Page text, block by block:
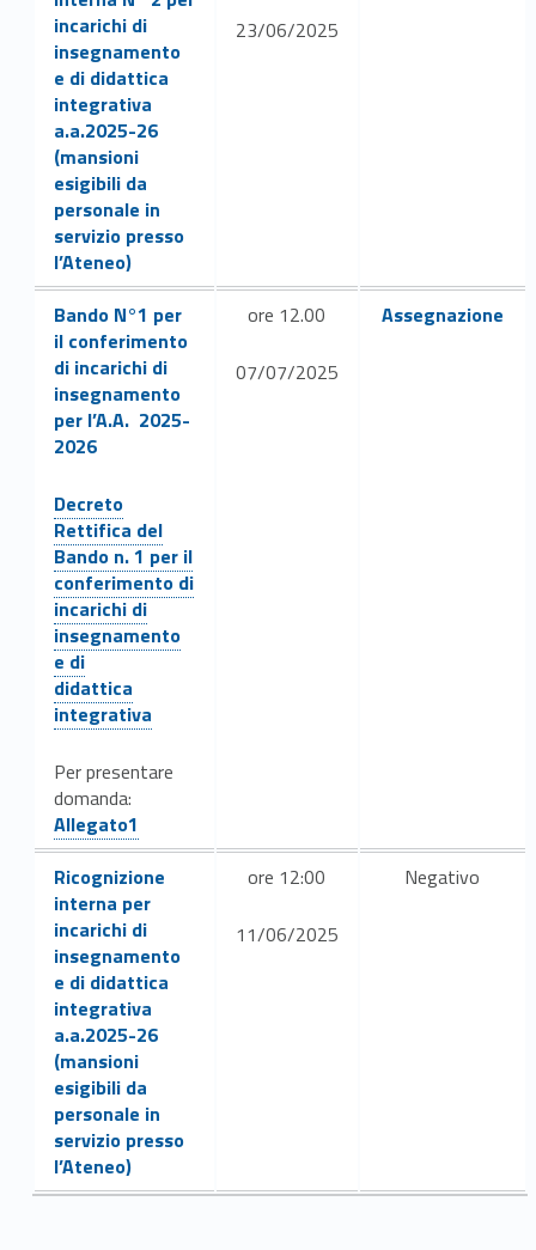
incarichi di
insegnamento
e di didattica
integrativa
a.a.2025-26
(mansioni
esigibili da
personale in
servizio presso
l’Ateneo)
23/06/2025
Link identifier #identifier__130391-25
Bando N°1 per
il conferimento
di incarichi di
insegnamento
per l’A.A. 2025-
2026
Link identifier #identifier__29838-26
Decreto
Rettifica del
Bando n. 1 per il
conferimento di
incarichi di
insegnamento
e di
Link identifier #identifier__67910-27
didattica
integrativa
Per presentare
domanda:Link identifier #identifier__27073-28
Allegato1
ore 12.00
07/07/2025
Link identifier #identifier__160277-29
Assegnazione
Link identifier #identifier__129863-30
Ricognizione
interna per
incarichi di
insegnamento
e di didattica
integrativa
a.a.2025-26
(mansioni
esigibili da
personale in
servizio presso
l’Ateneo)
ore 12:00
11/06/2025
Negativo